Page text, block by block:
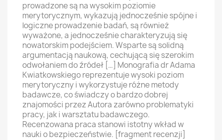
prowadzone są na wysokim poziomie
merytorycznym, wykazują jednocześnie spójne i
logiczne prowadzenie badań, są również
wyważone, a jednocześnie charakteryzują się
nowatorskim podejściem. Wsparte są solidną
argumentacją naukową, cechującą się szerokim
odwołaniem do źródeł […] Monografia dr Adama
Kwiatkowskiego reprezentuje wysoki poziom
merytoryczny i wykorzystuje różne metody
badawcze, co świadczy o bardzo dobrej
znajomości przez Autora zarówno problematyki
pracy, jak i warsztatu badawczego.
Recenzowana praca stanowi istotny wkład w
nauki o bezpieczeństwie. [fragment recenzji]